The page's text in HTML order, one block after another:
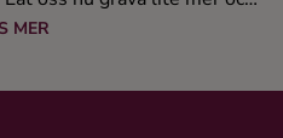
världens mest klassiska
franska drycken med Holland
MER